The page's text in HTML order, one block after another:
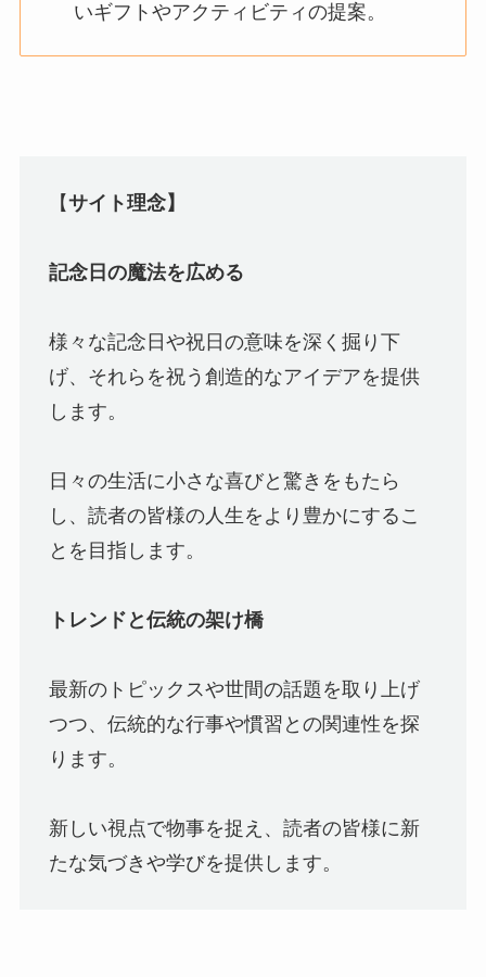
いギフトやアクティビティの提案。
【サイト理念】
記念日の魔法を広める
様々な記念日や祝日の意味を深く掘り下
げ、それらを祝う創造的なアイデアを提供
します。
日々の生活に小さな喜びと驚きをもたら
し、読者の皆様の人生をより豊かにするこ
とを目指します。
トレンドと伝統の架け橋
最新のトピックスや世間の話題を取り上げ
つつ、伝統的な行事や慣習との関連性を探
ります。
新しい視点で物事を捉え、読者の皆様に新
たな気づきや学びを提供します。